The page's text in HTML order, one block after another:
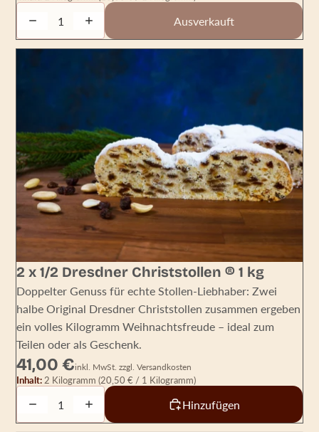
Decrease quantityIncrease quantity Ausverkauft
2 x 1/2 Dresdner Christstollen ® 1 kg
Doppelter Genuss für echte Stollen-Liebhaber: Zwei
halbe Original Dresdner Christstollen zusammen ergeben
ein volles Kilogramm Weihnachtsfreude – ideal zum
Teilen oder als Geschenk.
41,00 €inkl. MwSt. zzgl. Versandkosten
Inhalt: 2 Kilogramm(20,50 € / 1 Kilogramm)
Decrease quantityIncrease quantity Hinzufügen